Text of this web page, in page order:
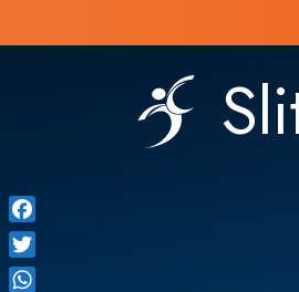
Facebook
Twitter